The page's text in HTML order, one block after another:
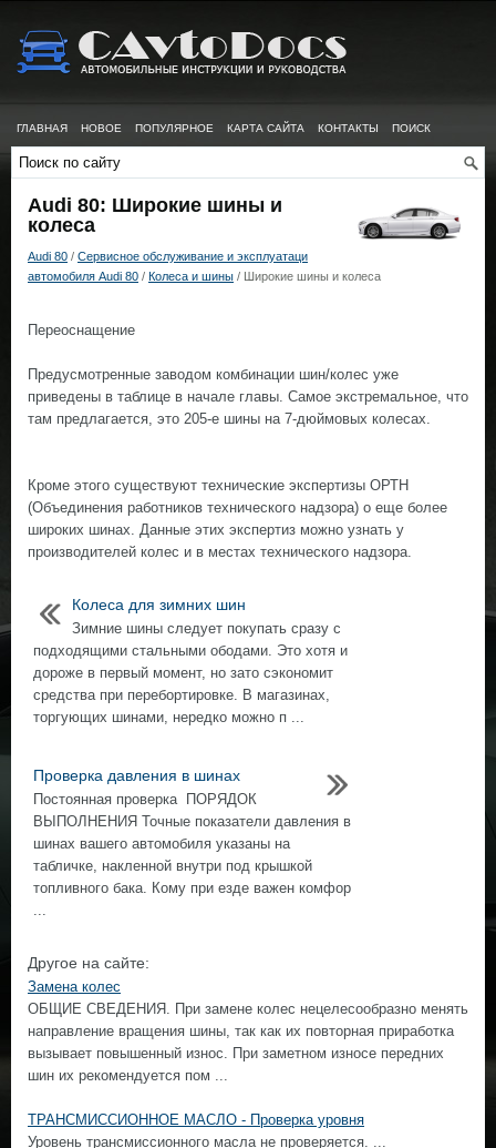
ГЛАВНАЯ НОВОЕ ПОПУЛЯРНОЕ КАРТА САЙТА КОНТАКТЫ ПОИСК
Audi 80: Широкие шины и
колеса
Audi 80 / Сервисное обслуживание и эксплуатаци
автомобиля Audi 80 / Колеса и шины / Широкие шины и колеса
Переоснащение
Предусмотренные заводом комбинации шин/колес уже
приведены в таблице в начале главы. Самое экстремальное, что
там предлагается, это 205-е шины на 7-дюймовых колесах.
Кроме этого существуют технические экспертизы ОРТН
(Объединения работников технического надзора) о еще более
широких шинах. Данные этих экспертиз можно узнать у
производителей колес и в местах технического надзора.
Колеса для зимних шин
Зимние шины следует покупать сразу с
подходящими стальными ободами. Это хотя и
дороже в первый момент, но зато сэкономит
средства при перебортировке. В магазинах,
торгующих шинами, нередко можно п ...
Проверка давления в шинах
Постоянная проверка ПОРЯДОК
ВЫПОЛНЕНИЯ Точные показатели давления в
шинах вашего автомобиля указаны на
табличке, накленной внутри под крышкой
топливного бака. Кому при езде важен комфор
...
Другое на сайте:
Замена колес
ОБЩИЕ СВЕДЕНИЯ. При замене колес нецелесообразно менять
направление вращения шины, так как их повторная приработка
вызывает повышенный износ. При заметном износе передних
шин их рекомендуется пом ...
ТРАНСМИССИОННОЕ МАСЛО - Проверка уровня
Уровень трансмиссионного масла не проверяется. ...